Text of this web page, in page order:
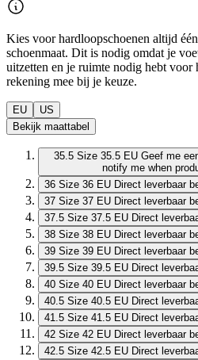
Kies voor hardloopschoenen altijd
schoenmaat. Dit is nodig omdat je
uitzetten en je ruimte nodig hebt
rekening mee bij je keuze.
EU
US
Bekijk maattabel
35.5 Size 35.5 EU Geef me
notify me when
36 Size 36 EU Direct leverbaar
37 Size 37 EU Direct leverbaar
37.5 Size 37.5 EU Direct
38 Size 38 EU Direct leverbaar
39 Size 39 EU Direct leverbaar
39.5 Size 39.5 EU Direct
40 Size 40 EU Direct leverbaar
40.5 Size 40.5 EU Direct
41.5 Size 41.5 EU Direct
42 Size 42 EU Direct leverbaar
42.5 Size 42.5 EU Direct